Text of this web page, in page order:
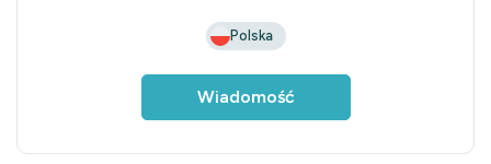
Polska
Wiadomość